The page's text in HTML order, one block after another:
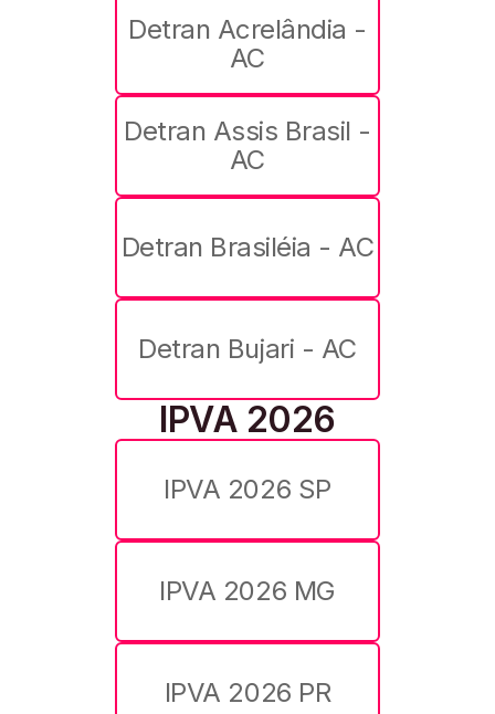
Detran Acrelândia -
AC
Detran Assis Brasil -
AC
Detran Brasiléia - AC
Detran Bujari - AC
IPVA 2026
IPVA 2026 SP
IPVA 2026 MG
IPVA 2026 PR